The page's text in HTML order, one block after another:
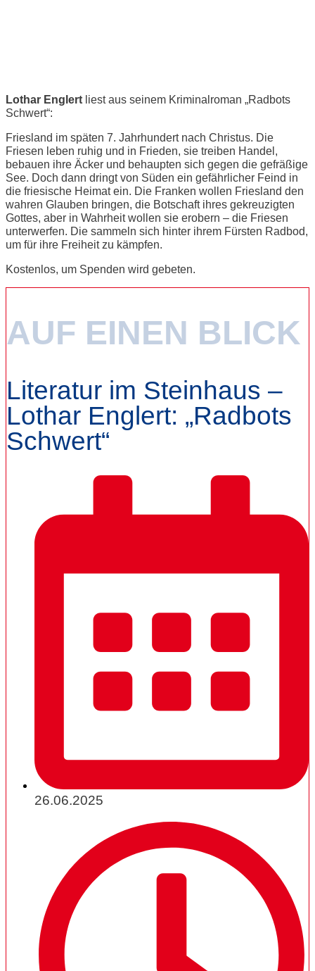
Lothar Englert liest aus seinem Kriminalroman „Radbots
Schwert“:
Friesland im späten 7. Jahrhundert nach Christus. Die
Friesen leben ruhig und in Frieden, sie treiben Handel,
bebauen ihre Äcker und behaupten sich gegen die gefräßige
See. Doch dann dringt von Süden ein gefährlicher Feind in
die friesische Heimat ein. Die Franken wollen Friesland den
wahren Glauben bringen, die Botschaft ihres gekreuzigten
Gottes, aber in Wahrheit wollen sie erobern – die Friesen
unterwerfen. Die sammeln sich hinter ihrem Fürsten Radbod,
um für ihre Freiheit zu kämpfen.
Kostenlos, um Spenden wird gebeten.
AUF EINEN BLICK
Literatur im Steinhaus –
Lothar Englert: „Radbots
Schwert“
26.06.2025